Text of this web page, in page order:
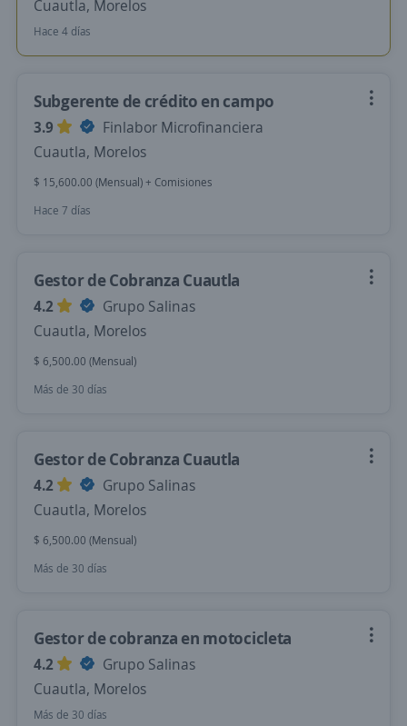
Cuautla, Morelos
Hace 4 días
Subgerente de crédito en campo
3.9
Finlabor Microfinanciera
Cuautla, Morelos
$ 15,600.00 (Mensual) + Comisiones
Hace 7 días
Gestor de Cobranza Cuautla
4.2
Grupo Salinas
Cuautla, Morelos
$ 6,500.00 (Mensual)
Más de 30 días
Gestor de Cobranza Cuautla
4.2
Grupo Salinas
Cuautla, Morelos
$ 6,500.00 (Mensual)
Más de 30 días
Gestor de cobranza en motocicleta
4.2
Grupo Salinas
Cuautla, Morelos
Más de 30 días